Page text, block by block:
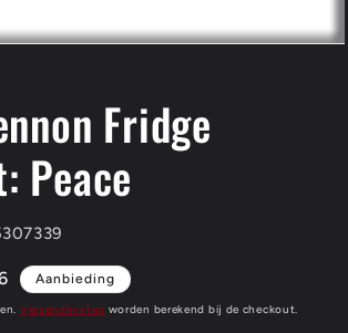
Fridge
Peace
Aanbieding
Verzendkosten worden berekend bij de checkout.